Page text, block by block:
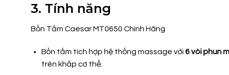
3. Tính năng
Bồn Tắm Caesar MT0650 Chính Hãng
Bồn tắm tích hợp hệ thống massage với 6 vòi phun
trên khắp cơ thể.